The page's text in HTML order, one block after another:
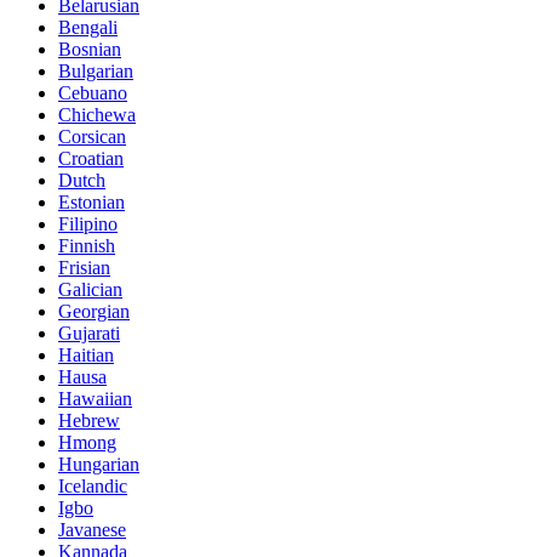
Belarusian
Bengali
Bosnian
Bulgarian
Cebuano
Chichewa
Corsican
Croatian
Dutch
Estonian
Filipino
Finnish
Frisian
Galician
Georgian
Gujarati
Haitian
Hausa
Hawaiian
Hebrew
Hmong
Hungarian
Icelandic
Igbo
Javanese
Kannada